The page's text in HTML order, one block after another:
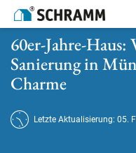
Startseite
60er-Jahre-Haus: Vorher-
60er-Jahre-
Sanierung in
Charme
Letzte Aktualisierung: 05.